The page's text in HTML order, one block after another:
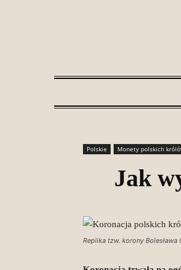
Polskie Monety polskich
Jak
Replika tzw. korony